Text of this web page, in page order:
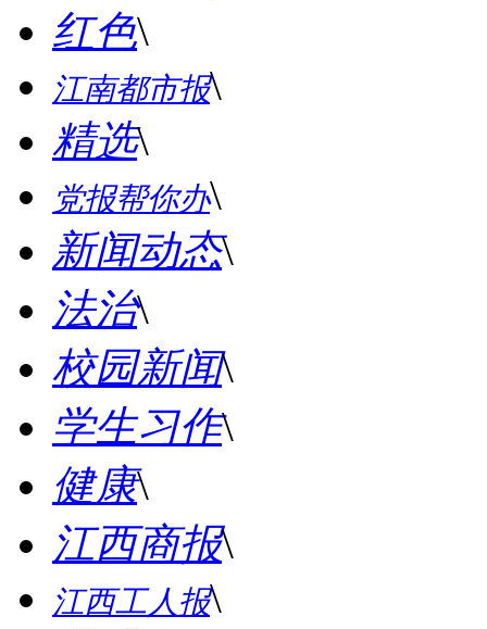
红色\
江南都市报\
精选\
党报帮你办\
新闻动态\
法治\
校园新闻\
学生习作\
健康\
江西商报\
江西工人报\